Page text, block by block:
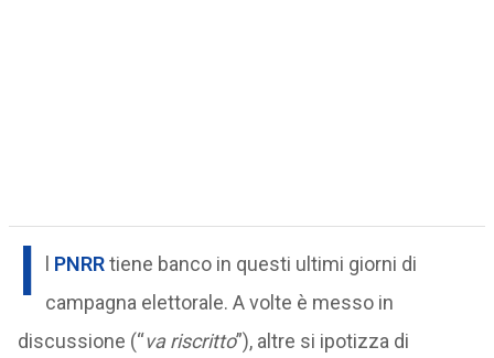
I PNRRtiene banco in questi ultimi giorni di
campagna elettorale. A volte è messo in
discussione (“va riscritto”), altre si ipotizza di